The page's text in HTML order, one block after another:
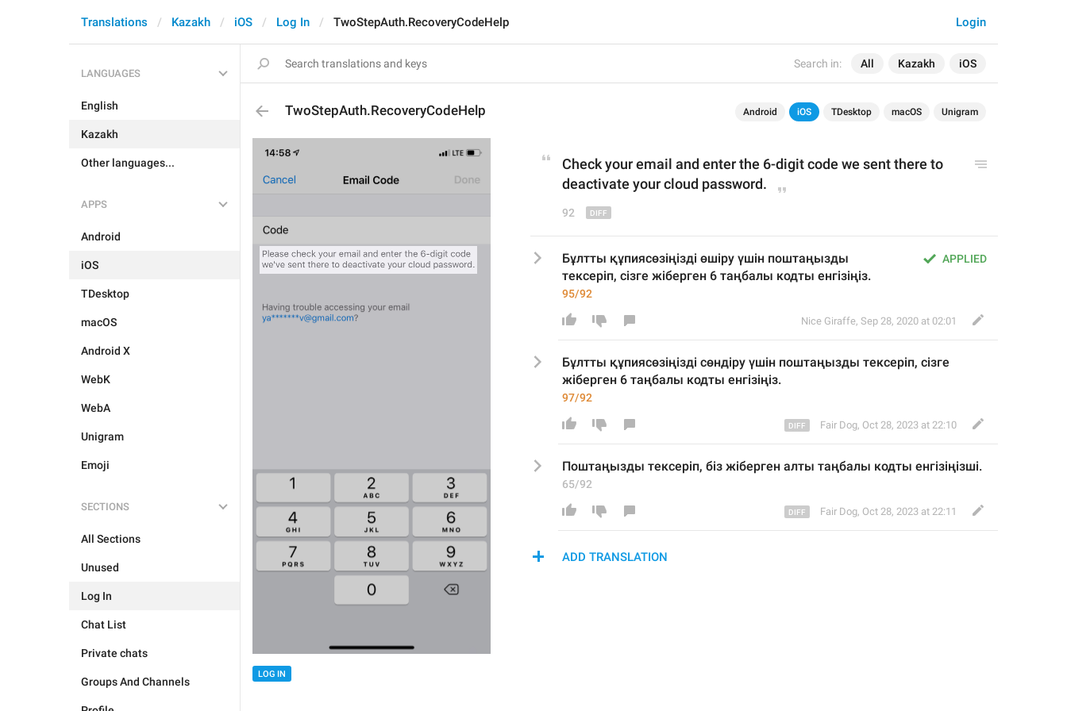
Search in: All Kazakh iOS
Login
Translations Kazakh iOS Log In TwoStepAuth.RecoveryCodeHelp
LANGUAGES
English
Kazakh
Other languages...
APPS
Android
iOS
TDesktop
macOS
Android X
WebK
WebA
Unigram
Emoji
SECTIONS
All Sections
Unused
Log In
Chat List
Private chats
Groups And Channels
TwoStepAuth.RecoveryCodeHelp Android iOS TDesktop macOS Unigram
LOG IN
Check your email and enter the 6-digit code we sent there to
deactivate your cloud password.
92
APPLIED
Бұлтты құпиясөзіңізді өшіру үшін поштаңызды
тексеріп, сізге жіберген 6 таңбалы кодты енгізіңіз.
95/92
Nice Giraffe, Sep 28, 2020 at 02:01
Бұлтты құпиясөзіңізді сөндіру үшін поштаңызды тексеріп, сізге
жіберген 6 таңбалы кодты енгізіңіз.
97/92
Fair Dog, Oct 28, 2023 at 22:10
Поштаңызды тексеріп, біз жіберген алты таңбалы кодты енгізіңізші.
65/92
Fair Dog, Oct 28, 2023 at 22:11
ADD TRANSLATION